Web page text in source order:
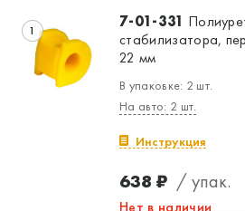
1 7-01-331
стабилизатора,
22 мм
В упаковке: 2 шт.
На авто: 2 шт.
Инструкция
638 ₽ / упак.
Нет в наличии